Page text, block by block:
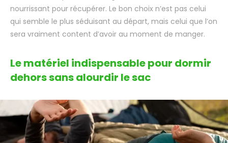
nourrissant pour récupérer. Le bon choix n’est pas celui
qui semble le plus séduisant au départ, mais celui que l’on
sera vraiment content d’avoir au moment de manger.
Le matériel indispensable pour dormir
dehors sans alourdir le sac